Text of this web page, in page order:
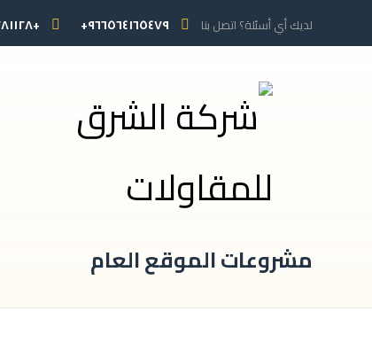
لديك أي أسئلة؟ اتصل بنا ٩٦٦٥٦٤١٦٥٤٧٩+ +٢٠١٢٨١٢٨١١٢٨+
مشروعات الموقع العام